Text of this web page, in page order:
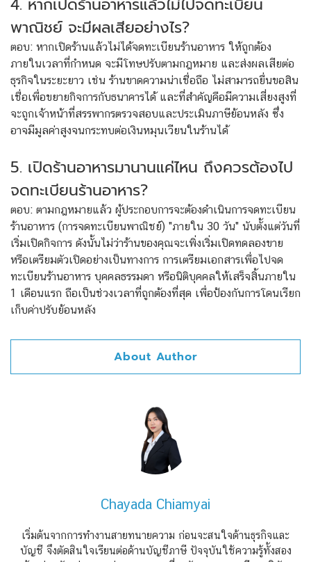
4. หากเปิดร้านอาหารแล้วไม่ไปจดทะเบียน
พาณิชย์ จะมีผลเสียอย่างไร?
ตอบ: หากเปิดร้านแล้วไม่ได้จดทะเบียนร้านอาหาร ให้ถูกต้อง
ภายในเวลาที่กำหนด จะมีโทษปรับตามกฎหมาย และส่งผลเสียต่อ
ธุรกิจในระยะยาว เช่น ร้านขาดความน่าเชื่อถือ ไม่สามารถยื่นขอสิน
เชื่อเพื่อขยายกิจการกับธนาคารได้ และที่สำคัญคือมีความเสี่ยงสูงที่
จะถูกเจ้าหน้าที่สรรพากรตรวจสอบและประเมินภาษีย้อนหลัง ซึ่ง
อาจมีมูลค่าสูงจนกระทบต่อเงินหมุนเวียนในร้านได้
5. เปิดร้านอาหารมานานแค่ไหน ถึงควรต้องไป
จดทะเบียนร้านอาหาร?
ตอบ: ตามกฎหมายแล้ว ผู้ประกอบการจะต้องดำเนินการจดทะเบียน
ร้านอาหาร (การจดทะเบียนพาณิชย์) "ภายใน 30 วัน" นับตั้งแต่วันที่
เริ่มเปิดกิจการ ดังนั้นไม่ว่าร้านของคุณจะเพิ่งเริ่มเปิดทดลองขาย
หรือเตรียมตัวเปิดอย่างเป็นทางการ การเตรียมเอกสารเพื่อไปจด
ทะเบียนร้านอาหาร บุคคลธรรมดา หรือนิติบุคคลให้เสร็จสิ้นภายใน
1 เดือนแรก ถือเป็นช่วงเวลาที่ถูกต้องที่สุด เพื่อป้องกันการโดนเรียก
เก็บค่าปรับย้อนหลัง
About Author
Chayada Chiamyai
เริ่มต้นจากการทำงานสายทนายความ ก่อนจะสนใจด้านธุรกิจและ
บัญชี จึงตัดสินใจเรียนต่อด้านบัญชีภาษี ปัจจุบันใช้ความรู้ทั้งสอง